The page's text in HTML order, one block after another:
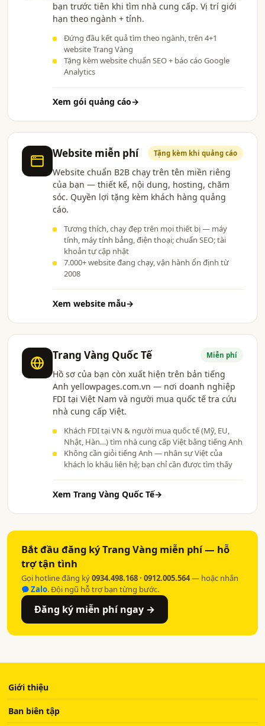
bạn trước tiên khi tìm nhà cung cấp. Vị trí giới
hạn theo ngành + tỉnh.
Đứng đầu kết quả tìm theo ngành, trên 4+1
website Trang Vàng
Tặng kèm website chuẩn SEO + báo cáo Google
Analytics
Xem gói quảng cáo→
Website miễn phí Tặng kèm khi quảng cáo
Website chuẩn B2B chạy trên tên miền riêng
của bạn — thiết kế, nội dung, hosting, chăm
sóc. Quyền lợi tặng kèm khách hàng quảng
cáo.
Tương thích, chạy đẹp trên mọi thiết bị — máy
tính, máy tính bảng, điện thoại; chuẩn SEO; tài
khoản tự cập nhật
7.000+ website đang chạy, vận hành ổn định từ
2008
Xem website mẫu→
Trang Vàng Quốc Tế Miễn phí
Hồ sơ của bạn còn xuất hiện trên bản tiếng
Anh yellowpages.com.vn — nơi doanh nghiệp
FDI tại Việt Nam và người mua quốc tế tra cứu
nhà cung cấp Việt.
Khách FDI tại VN & người mua quốc tế (Mỹ, EU,
Nhật, Hàn…) tìm nhà cung cấp Việt bằng tiếng Anh
Không cần giỏi tiếng Anh — nhân sự Việt của
khách lo khâu liên hệ; bạn chỉ cần được tìm thấy
Xem Trang Vàng Quốc Tế→
Bắt đầu đăng ký Trang Vàng miễn phí — hỗ
trợ tận tình
Gọi hotline đăng ký0934.498.168 · 0912.005.564— hoặc nhắn
Zalo. Đội ngũ hỗ trợ bạn từng bước.
Đăng ký miễn phí ngay →
Giới thiệu
Ban biên tập